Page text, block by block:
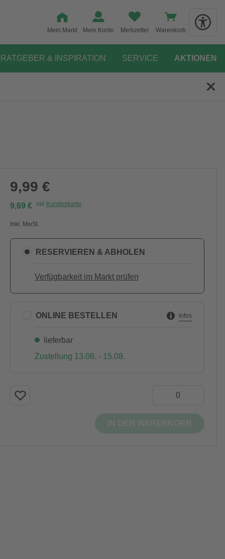
Mein Markt Mein Konto Merkzettel Warenkorb
RATGEBER & INSPIRATION SERVICE AKTIONEN
9,99 €
9,69 € mit Kundenkarte
Inkl. MwSt.
RESERVIEREN & ABHOLEN
Verfügbarkeit im Markt prüfen
ONLINE BESTELLEN Infos
lieferbar
Zustellung 13.08. - 15.08.